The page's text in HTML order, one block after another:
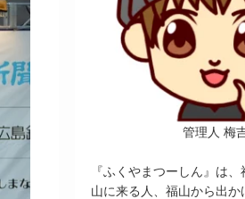
管理人 梅
『ふくやまつーしん』は
山に来る人、福山から出か